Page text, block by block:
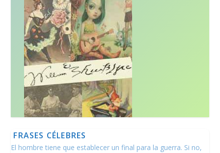
FRASES CÉLEBRES
El hombre tiene que establecer un final para la guerra. Si no,